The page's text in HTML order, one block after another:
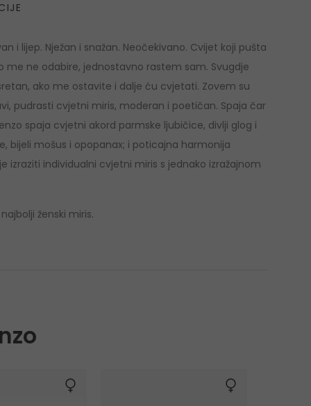
i lijep. Nježan i snažan. Neočekivano. Cvijet koji pušta
me ne odabire, jednostavno rastem sam. Svugdje
ako me ostavite i dalje ću cvjetati. Zovem su
pudrasti cvjetni miris, moderan i poetičan. Spaja čar
spaja cvjetni akord parmske ljubičice, divlji glog i
bijeli mošus i opopanax; i poticajna harmonija
izraziti individualni cvjetni miris s jednako izražajnom
ženski miris.